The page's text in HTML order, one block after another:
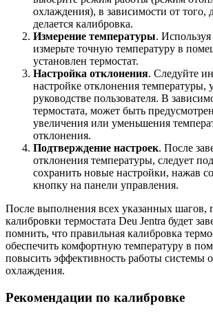
охлаждения), в зависимости от того,
делается калибровка.
Измерение температуры.
измерьте точную температуру в
установлен термостат.
Настройка отклонения. Следуйте
настройке отклонения температуры,
руководстве пользователя. В
термостата, может быть
увеличения или уменьшения
отклонения.
Подтверждение настроек. После
отклонения температуры, следует
сохранить новые настройки, нажав
кнопку на панели управления.
После выполнения всех указанных шагов,
калибровки термостата Deu Jentra будет
помнить, что правильная калибровка
обеспечить комфортную температуру в
повысить эффективность работы системы
охлаждения.
Рекомендации по калибровке